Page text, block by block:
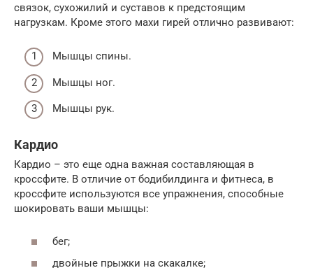
связок, сухожилий и суставов к предстоящим
нагрузкам. Кроме этого махи гирей отлично развивают:
Мышцы спины.
Мышцы ног.
Мышцы рук.
Кардио
Кардио – это еще одна важная составляющая в
кроссфите. В отличие от бодибилдинга и фитнеса, в
кроссфите используются все упражнения, способные
шокировать ваши мышцы:
бег;
двойные прыжки на скакалке;